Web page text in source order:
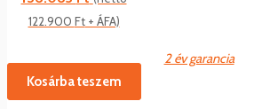
122.900 Ft+ ÁFA)
2 év garancia
Kosárba teszem